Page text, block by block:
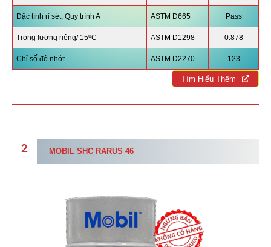
Đặc tính rỉ sét, Quy trình A ASTM D665 Pass
Trọng lượng riêng/ 15oC ASTM D1298 0.878
Chỉ số độ nhớt ASTM D2270 123
Tìm Hiểu Thêm
MOBILSHC RARUS 46